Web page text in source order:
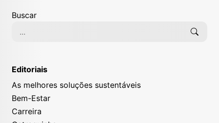
Buscar
Editoriais
As melhores soluções sustentáveis
Bem-Estar
Carreira